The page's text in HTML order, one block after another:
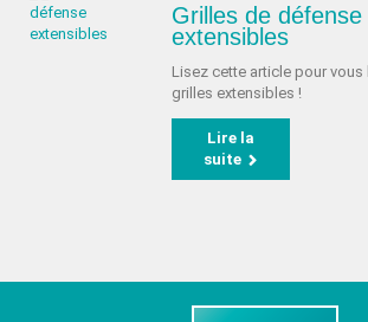
Grilles de défense
extensibles
Lisez cette article pour
grilles extensibles !
Lire la
suite